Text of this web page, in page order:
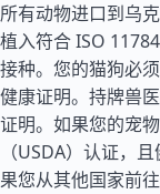
所有动物进口到乌
植入符合 ISO
接种。您的猫狗必
健康证明。持牌兽
证明。如果您的宠
（USDA）认证，
果您从其他国家前